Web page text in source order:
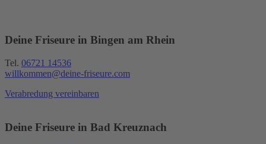
Deine Friseure in Bingen am Rhein
Tel. 06721 14536
willkommen@deine-friseure.com
Verabredung vereinbaren
Deine Friseure in Bad Kreuznach